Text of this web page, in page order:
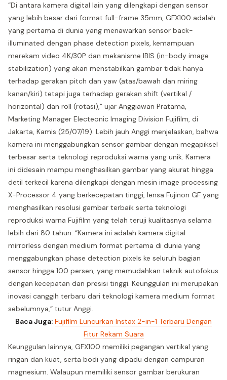
“Di antara kamera digital lain yang dilengkapi dengan sensor
yang lebih besar dari format full-frame 35mm, GFX100 adalah
yang pertama di dunia yang menawarkan sensor back-
illuminated dengan phase detection pixels, kemampuan
merekam video 4K/30P dan mekanisme IBIS (in-body image
stabilization) yang akan menstabilkan gambar tidak hanya
terhadap gerakan pitch dan yaw (atas/bawah dan miring
kanan/kiri) tetapi juga terhadap gerakan shift (vertikal /
horizontal) dan roll (rotasi),” ujar Anggiawan Pratama,
Marketing Manager Electeonic Imaging Division Fujifilm, di
Jakarta, Kamis (25/07/19). Lebih jauh Anggi menjelaskan, bahwa
kamera ini menggabungkan sensor gambar dengan megapiksel
terbesar serta teknologi reproduksi warna yang unik. Kamera
ini didesain mampu menghasilkan gambar yang akurat hingga
detil terkecil karena dilengkapi dengan mesin image processing
X-Processor 4 yang berkecepatan tinggi, lensa Fujinon GF yang
menghasilkan resolusi gambar terbaik serta teknologi
reproduksi warna Fujifilm yang telah teruji kualitasnya selama
lebih dari 80 tahun. “Kamera ini adalah kamera digital
mirrorless dengan medium format pertama di dunia yang
menggabungkan phase detection pixels ke seluruh bagian
sensor hingga 100 persen, yang memudahkan teknik autofokus
dengan kecepatan dan presisi tinggi. Keunggulan ini merupakan
inovasi canggih terbaru dari teknologi kamera medium format
sebelumnya,” tutur Anggi.
Baca Juga: Fujifilm Luncurkan Instax 2-in-1 Terbaru Dengan
Fitur Rekam Suara
Keunggulan lainnya, GFX100 memiliki pegangan vertikal yang
ringan dan kuat, serta bodi yang dipadu dengan campuran
magnesium. Walaupun memiliki sensor gambar berukuran